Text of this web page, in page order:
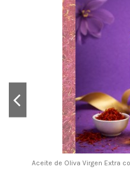
Aceite de Oliva Virgen Extra